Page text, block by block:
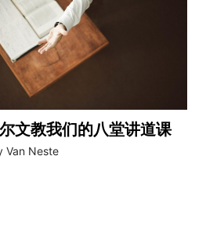
文教我们的八堂讲道课
Van Neste